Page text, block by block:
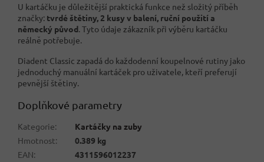
U kartáčku je důležitější praktická funkce než složitý příběh
značky: tvrdé štětiny, 2 kusy v balení, ruční použití a
německý původ. Tyto údaje zákazník při výběru kartáčku
reálně potřebuje.
Diadent Classic zapadá do každodenní koupelnové rutiny jako
jednoduchý manuální kartáček pro uživatele, kteří preferují
pevnější štětiny.
Doplňkové parametry
Kategorie:
Kartáčky na zuby
Hmotnost:
0.389 kg
EAN:
4311596012237